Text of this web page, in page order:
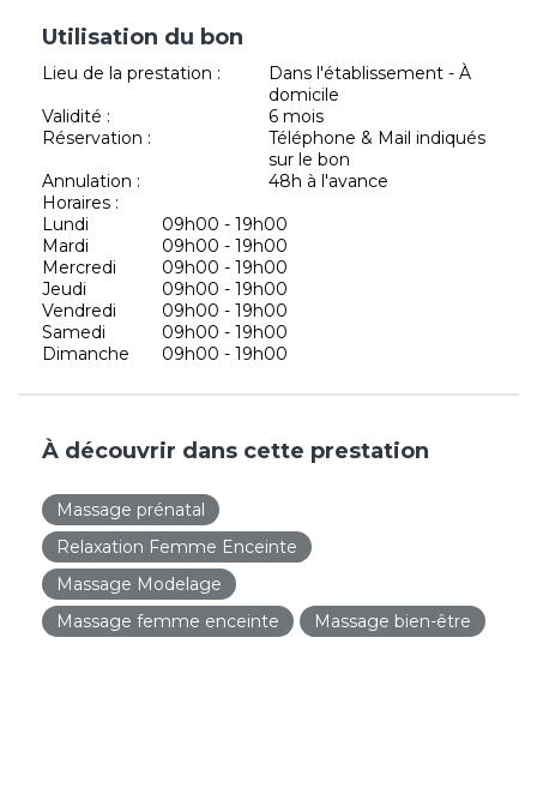
Utilisation du bon
Lieu de la prestation :
Dans l'établissement - À
domicile
Validité :
6 mois
Réservation :
Téléphone & Mail indiqués
sur le bon
Annulation :
48h à l'avance
Horaires :
Lundi
09h00 - 19h00
Mardi
09h00 - 19h00
Mercredi
09h00 - 19h00
Jeudi
09h00 - 19h00
Vendredi
09h00 - 19h00
Samedi
09h00 - 19h00
Dimanche
09h00 - 19h00
À découvrir dans cette prestation
Massage prénatal
Relaxation Femme Enceinte
Massage Modelage
Massage femme enceinte
Massage bien-être